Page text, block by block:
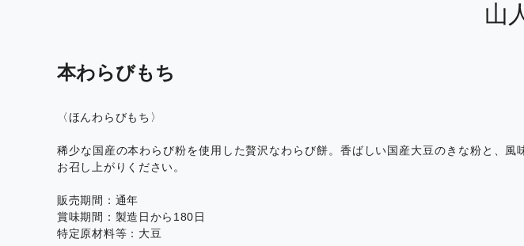
山
本わらびもち
〈ほんわらびもち〉
稀少な国産の本わらび粉を使用した贅沢なわらび餅。香ばしい国産大豆のきな粉と、風
お召し上がりください。
販売期間：通年
賞味期間：製造日から180日
特定原材料等：大豆